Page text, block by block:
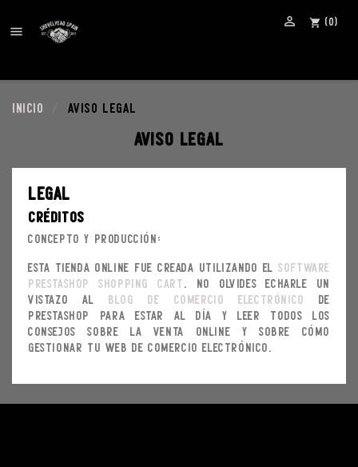

shopping_cart (0)

Inicio Aviso legal
Aviso legal
Legal
Créditos
Concepto y producción:
Esta tienda online fue creada utilizando elSoftware
Prestashop Shopping Cart. No olvides echarle un
vistazo al blog de comercio electrónico de
PrestaShop para estar al día y leer todos los
consejos sobre la venta online y sobre cómo
gestionar tu web de comercio electrónico.